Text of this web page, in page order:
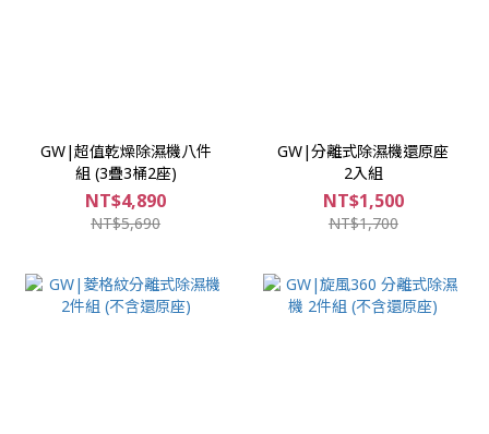
GW|超值乾燥除濕機八件
組 (3疊3桶2座)
NT$4,890
NT$5,690
GW|分離式除濕機還原座
2入組
NT$1,500
NT$1,700